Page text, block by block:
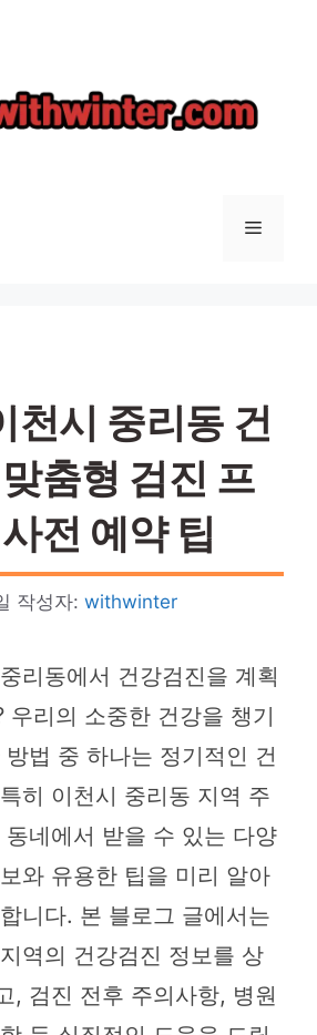
메
천시 중리동 건
춤형 검진 프
전 예약 팁
작성자: withwinter
리동에서 건강검진을 계획
우리의 소중한 건강을 챙기
법 중 하나는 정기적인 건
히 이천시 중리동 지역 주
네에서 받을 수 있는 다양
와 유용한 팁을 미리 알아
니다. 본 블로그 글에서는
역의 건강검진 정보를 상
, 검진 전후 주의사항, 병원